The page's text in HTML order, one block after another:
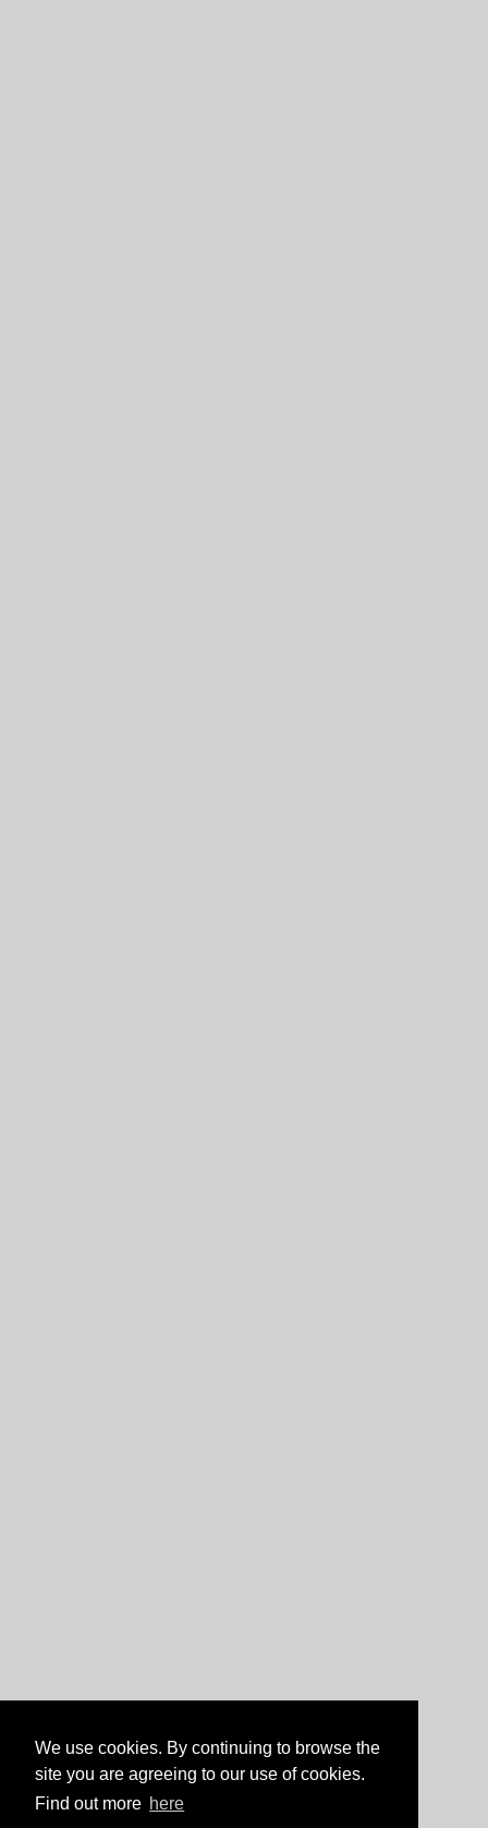
We use cookies. By continuing to browse the
site you are agreeing to our use of cookies.
Find out more here